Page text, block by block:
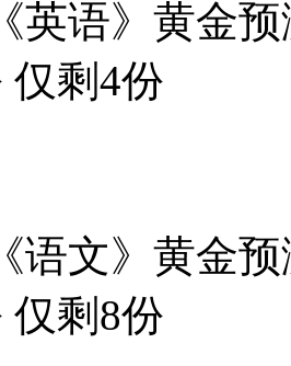
英语》黄金
仅剩4份
语文》黄金
仅剩 8份